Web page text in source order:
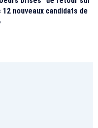
12 nouveaux candidats de